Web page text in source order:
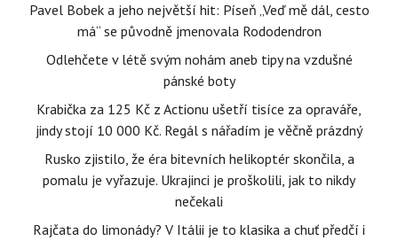
Pavel Bobek a jeho největší hit: Píseň „Veď mě dál, cesto
má“ se původně jmenovala Rododendron
Odlehčete v létě svým nohám aneb tipy na vzdušné
pánské boty
Krabička za 125 Kč z Actionu ušetří tisíce za opraváře,
jindy stojí 10 000 Kč. Regál s nářadím je věčně prázdný
Rusko zjistilo, že éra bitevních helikoptér skončila, a
pomalu je vyřazuje. Ukrajinci je proškolili, jak to nikdy
nečekali
Rajčata do limonády? V Itálii je to klasika a chuť předčí i